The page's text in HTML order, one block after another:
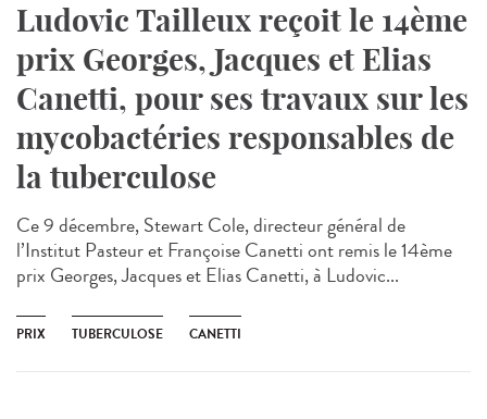
Ludovic Tailleux reçoit le 14ème
prix Georges, Jacques et Elias
Canetti, pour ses travaux sur les
mycobactéries responsables de
la tuberculose
Ce 9 décembre, Stewart Cole, directeur général de
l’Institut Pasteur et Françoise Canetti ont remis le 14ème
prix Georges, Jacques et Elias Canetti, à Ludovic...
PRIX TUBERCULOSE CANETTI